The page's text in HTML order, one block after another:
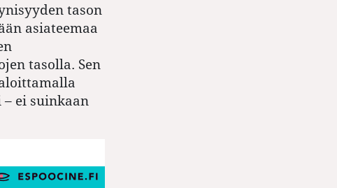
tason
asiateemaa
tasolla. Sen
ei suinkaan